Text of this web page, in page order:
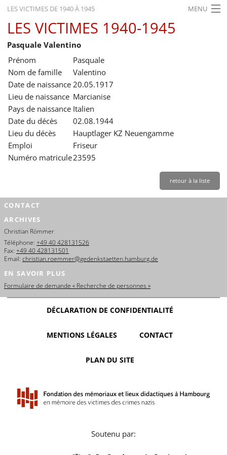
LES VICTIMES DE 1940 À 1945 MENU
ACCUEIL
ACTUALITÉS
EXPOSITIONS
HISTORIQUE
FORMATION
RECHERCHE
SERVICE
LES VICTIMES 1940-1945
Pasquale Valentino
Prénom
Pasquale
Nom de famille
Valentino
Date de naissance 20.05.1917
Lieu de naissance Marcianise
Pays de naissance Italien
Date du décès
02.08.1944
Lieu du décès
Hauptlager KZ Neuengamme
Emploi
Friseur
Numéro matricule23595
retour à la liste
CONTACT
ARCHIVES
Christian Römmer
Téléphone: +49 40 428131526
Fax: +49 40 428131501
Email: christian.roemmer@gedenkstaetten.hamburg.de
EN SAVOIR PLUS
Formulaire de demande « Recherche de personnes »
DÉCLARATION DE CONFIDENTIALITÉ
MENTIONS LÉGALES CONTACT
PLAN DU SITE
Soutenu par: